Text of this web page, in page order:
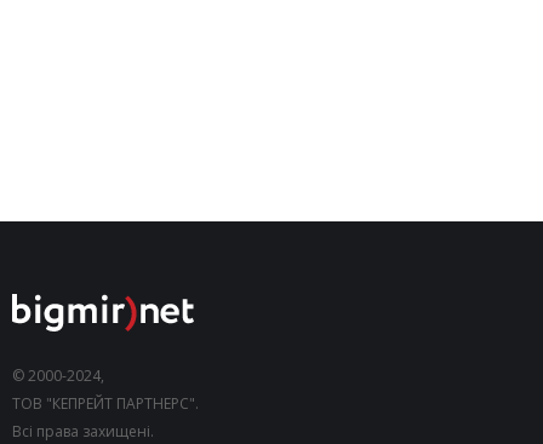
© 2000-2024,
ТОВ "КЕПРЕЙТ ПАРТНЕРС".
Всі права захищені.